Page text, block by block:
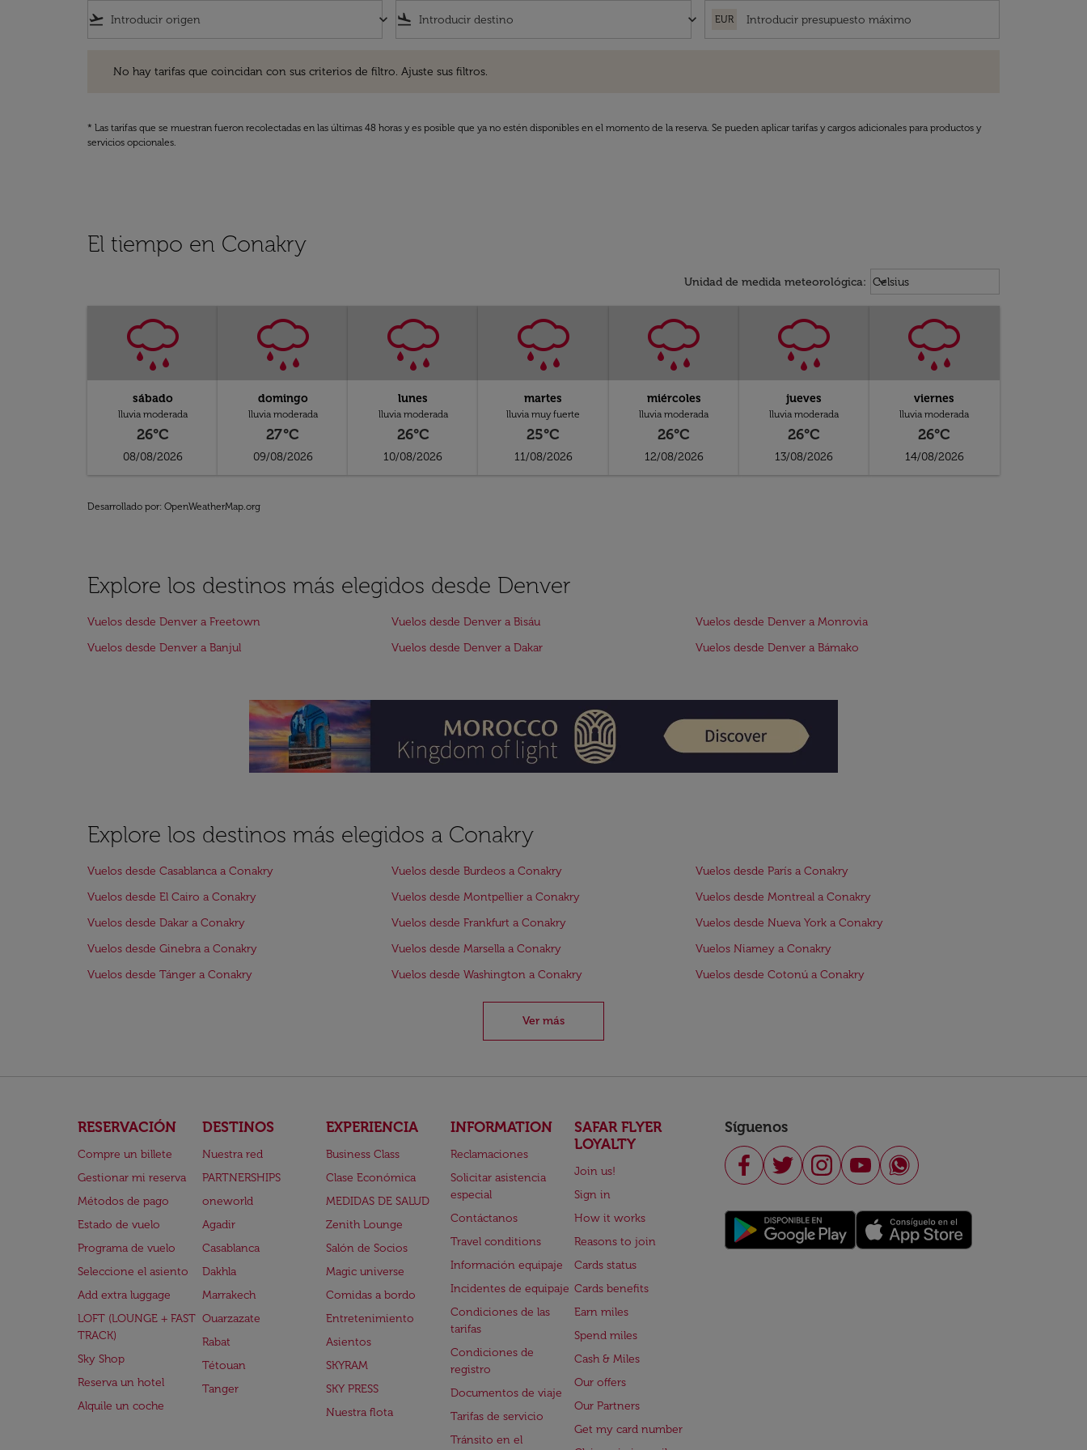
flight_takeoff keyboard_arrow_down flight_land keyboard_arrow_down EUR
No hay tarifas que coincidan con sus criterios de filtro. Ajuste sus filtros.
* Las tarifas que se muestran fueron recolectadas en las últimas 48 horas y es posible que ya no estén disponibles en el momento de la reserva. Se pueden aplicar tarifas y cargos adicionales para productos y
servicios opcionales.
El tiempo en Conakry
Unidad de medida meteorológica: Weather unit option Celsius
Celsius
keyboard_arrow_down
sábado
lluvia moderada
26°C
08/08/2026
domingo
lluvia moderada
27°C
09/08/2026
lunes
lluvia moderada
26°C
10/08/2026
martes
lluvia muy fuerte
25°C
11/08/2026
miércoles
lluvia moderada
26°C
12/08/2026
jueves
lluvia moderada
26°C
13/08/2026
viernes
lluvia moderada
26°C
14/08/2026
Desarrollado por: OpenWeatherMap.org
Explore los destinos más elegidos desde Denver
Vuelos desde Denver a Freetown Vuelos desde Denver a Bisáu
Vuelos desde Denver a Monrovia
Vuelos desde Denver a Banjul
Vuelos desde Denver a Dakar Vuelos desde Denver a Bámako
Explore los destinos más elegidos a Conakry
Vuelos desde Casablanca a Conakry Vuelos desde Burdeos a Conakry
Vuelos desde París a Conakry
Vuelos desde El Cairo a Conakry
Vuelos desde Montpellier a Conakry
Vuelos desde Montreal a Conakry
Vuelos desde Dakar a Conakry
Vuelos desde Frankfurt a Conakry
Vuelos desde Nueva York a Conakry
Vuelos desde Ginebra a Conakry
Vuelos desde Marsella a Conakry
Vuelos Niamey a Conakry
Vuelos desde Tánger a Conakry
Vuelos desde Washington a Conakry Vuelos desde Cotonú a Conakry
Ver más
RESERVACIÓN
Compre un billete
Gestionar mi reserva
Métodos de pago
Estado de vuelo
Programa de vuelo
Seleccione el asiento
Add extra luggage
LOFT (LOUNGE + FAST
TRACK)
Sky Shop
Reserva un hotel
Alquile un coche
DESTINOS
Nuestra red
PARTNERSHIPS
oneworld
Agadir
Casablanca
Dakhla
Marrakech
Ouarzazate
Rabat
Tétouan
Tanger
EXPERIENCIA
Business Class
Clase Económica
MEDIDAS DE SALUD
Zenith Lounge
Salón de Socios
Magic universe
Comidas a bordo
Entretenimiento
Asientos
SKYRAM
SKY PRESS
Nuestra flota
INFORMATION
Reclamaciones
Solicitar asistencia
especial
Contáctanos
Travel conditions
Información equipaje
Incidentes de equipaje
Condiciones de las
tarifas
Condiciones de
registro
Documentos de viaje
Tarifas de servicio
Tránsito en el
SAFAR FLYER
LOYALTY
Join us!
Sign in
How it works
Reasons to join
Cards status
Cards benefits
Earn miles
Spend miles
Cash & Miles
Our offers
Our Partners
Get my card number
Síguenos